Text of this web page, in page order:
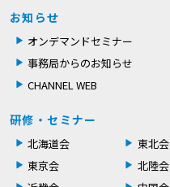
お知らせ
オンデマンドセミナー
事務局からのお知らせ
CHANNEL WEB
研修・セミナー
北海道会 東北会
東京会
北陸会